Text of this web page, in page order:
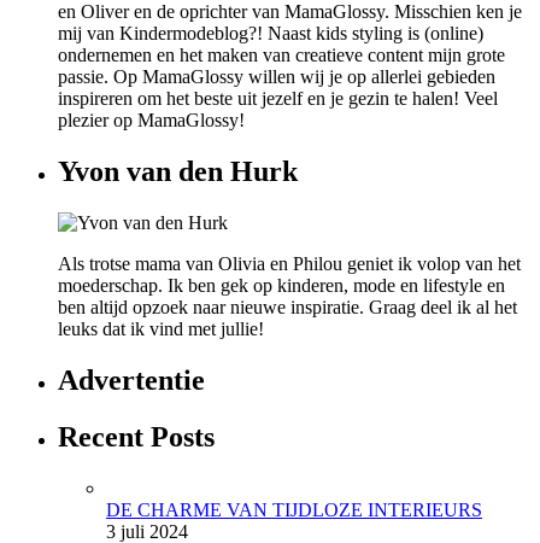
en Oliver en de oprichter van MamaGlossy. Misschien ken je
mij van Kindermodeblog?! Naast kids styling is (online)
ondernemen en het maken van creatieve content mijn grote
passie. Op MamaGlossy willen wij je op allerlei gebieden
inspireren om het beste uit jezelf en je gezin te halen! Veel
plezier op MamaGlossy!
Yvon van den Hurk
Als trotse mama van Olivia en Philou geniet ik volop van het
moederschap. Ik ben gek op kinderen, mode en lifestyle en
ben altijd opzoek naar nieuwe inspiratie. Graag deel ik al het
leuks dat ik vind met jullie!
Advertentie
Recent Posts
DE CHARME VAN TIJDLOZE INTERIEURS
3 juli 2024